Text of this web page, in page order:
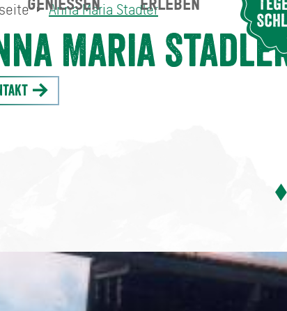
Anna Maria Stadler
Maria
Maria Stadler
GENIESSEN ERLEBEN
Suche abschicken